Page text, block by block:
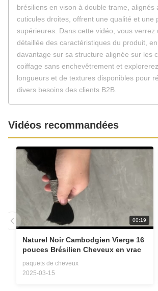
brésiliens en vison à double trame, alignés
cuticules droites, offrent une qualité et une
supérieures. Dans cette vidéo, vous verrez
détaillée des caractéristiques du produit,
davantage sur sa structure alignée sur les
coiffage sans enchevêtrement et
longueurs et de textures disponibles pour
divers besoins des clients B2B.
Vidéos recommandées
00:19
Naturel Noir Cambodgien Vierge 16
pouces Brésilien Cheveux en vrac
paquets de cheveux
2025-03-15